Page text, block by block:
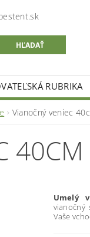
RUBRIKA
Vianočný veniec
Umelý
vianočný
Vaše